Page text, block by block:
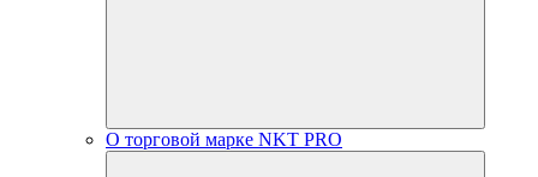
О торговой марке NKT PRO